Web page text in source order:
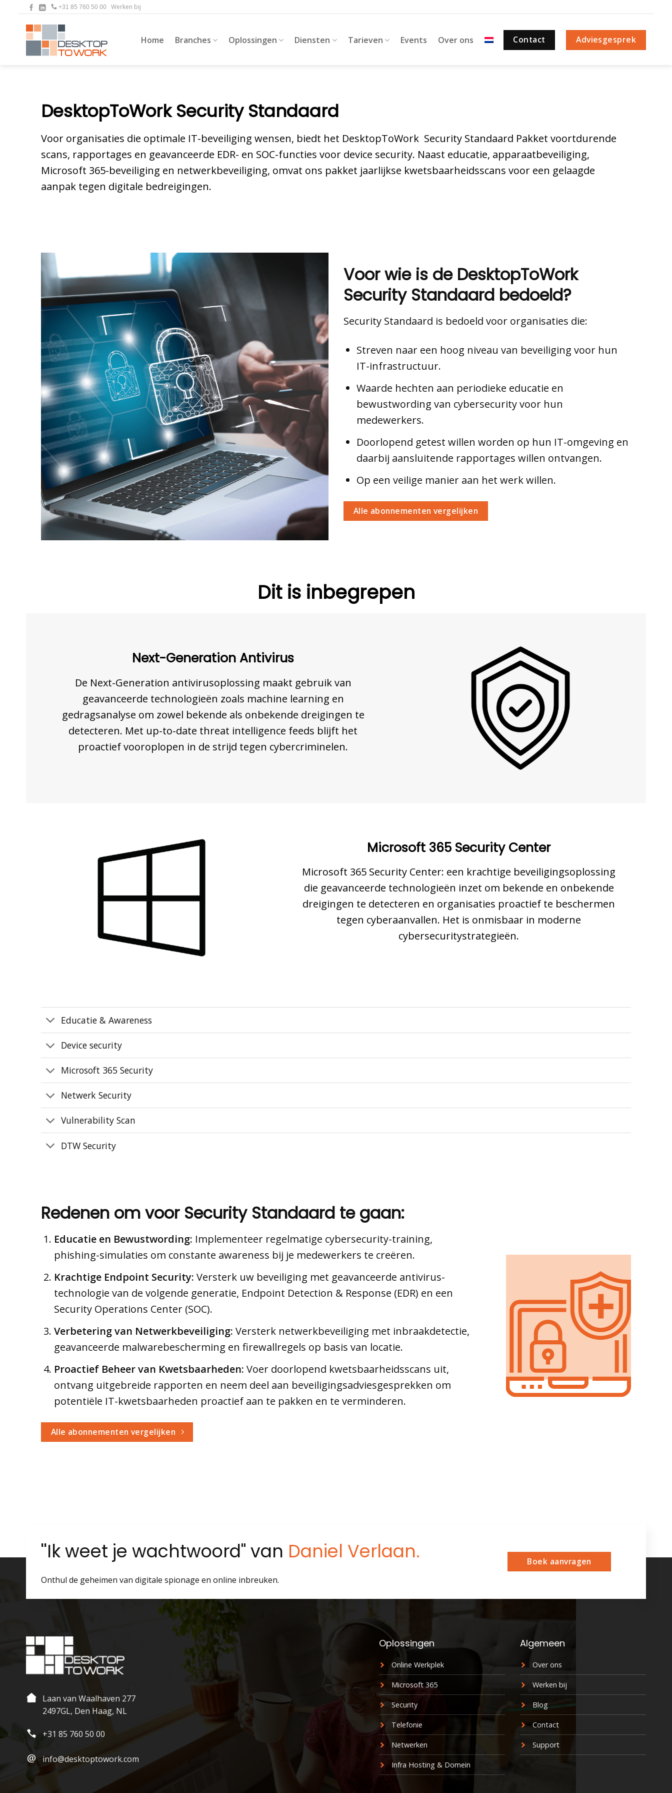
+31 85 760 50 00 Werken bij
Home Branches Oplossingen Diensten Tarieven Events Over ons Contact Adviesgesprek
DesktopToWork Security Standaard
Voor organisaties die optimale IT-beveiliging wensen, biedt het DesktopToWork Security Standaard Pakket voortdurende
scans, rapportages en geavanceerde EDR- en SOC-functies voor device security. Naast educatie, apparaatbeveiliging,
Microsoft 365-beveiliging en netwerkbeveiliging, omvat ons pakket jaarlijkse kwetsbaarheidsscans voor een gelaagde
aanpak tegen digitale bedreigingen.
Voor wie is de DesktopToWork
Security Standaard bedoeld?
Security Standaard is bedoeld voor organisaties die:
Streven naar een hoog niveau van beveiliging voor hun
IT-infrastructuur.
Waarde hechten aan periodieke educatie en
bewustwording van cybersecurity voor hun
medewerkers.
Doorlopend getest willen worden op hun IT-omgeving en
daarbij aansluitende rapportages willen ontvangen.
Op een veilige manier aan het werk willen.
Alle abonnementen vergelijken
Dit is inbegrepen
Next-Generation Antivirus
De Next-Generation antivirusoplossing maakt gebruik van
geavanceerde technologieën zoals machine learning en
gedragsanalyse om zowel bekende als onbekende dreigingen te
detecteren. Met up-to-date threat intelligence feeds blijft het
proactief vooroplopen in de strijd tegen cybercriminelen.
Microsoft 365 Security Center
Microsoft 365 Security Center: een krachtige beveiligingsoplossing
die geavanceerde technologieën inzet om bekende en onbekende
dreigingen te detecteren en organisaties proactief te beschermen
tegen cyberaanvallen. Het is onmisbaar in moderne
cybersecuritystrategieën.
Educatie & Awareness
Device security
Microsoft 365 Security
Netwerk Security
Vulnerability Scan
DTW Security
Redenen om voor Security Standaard te gaan:
Educatie en Bewustwording: Implementeer regelmatige cybersecurity-training,
phishing-simulaties om constante awareness bij je medewerkers te creëren.
Krachtige Endpoint Security: Versterk uw beveiliging met geavanceerde antivirus-
technologie van de volgende generatie, Endpoint Detection & Response (EDR) en een
Security Operations Center (SOC).
Verbetering van Netwerkbeveiliging: Versterk netwerkbeveiliging met inbraakdetectie,
geavanceerde malwarebescherming en firewallregels op basis van locatie.
Proactief Beheer van Kwetsbaarheden: Voer doorlopend kwetsbaarheidsscans uit,
ontvang uitgebreide rapporten en neem deel aan beveiligingsadviesgesprekken om
potentiële IT-kwetsbaarheden proactief aan te pakken en te verminderen.
Alle abonnementen vergelijken
''Ik weet je wachtwoord" van Daniel Verlaan.
Onthul de geheimen van digitale spionage en online inbreuken.
Boek aanvragen
Laan van Waalhaven 277
2497GL, Den Haag, NL
+31 85 760 50 00
info@desktoptowork.com
Oplossingen
Online Werkplek
Microsoft 365
Security
Telefonie
Netwerken
Infra Hosting & Domein
Algemeen
Over ons
Werken bij
Blog
Contact
Support